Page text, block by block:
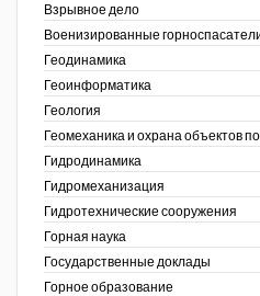
Взрывное дело
Военизированные
Геодинамика
Геоинформатика
Геология
Геомеханика и охрана объектов
Гидродинамика
Гидромеханизация
Гидротехнические сооружения
Горная наука
Государственные доклады
Горное образование